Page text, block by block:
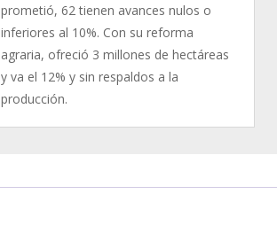
prometió, 62 tienen avances nulos o
inferiores al 10%. Con su reforma
agraria, ofreció 3 millones de hectáreas
y va el 12% y sin respaldos a la
producción.